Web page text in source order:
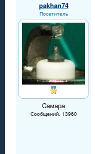
pakhan74
Посетитель
Cамара
Сообщений: 13960